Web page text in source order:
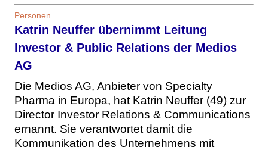
Personen
Katrin Neuffer übernimmt Leitung
Investor & Public Relations der Medios
AG
Die Medios AG, Anbieter von Specialty
Pharma in Europa, hat Katrin Neuffer (49) zur
Director Investor Relations & Communications
ernannt. Sie verantwortet damit die
Kommunikation des Unternehmens mit